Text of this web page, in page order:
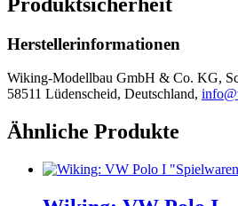
Herstellerinformationen
Wiking-Modellbau GmbH & Co. KG,
58511 Lüdenscheid, Deutschland,
Ähnliche Produkte